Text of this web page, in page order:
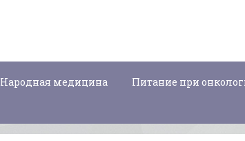
Народная медицина Питание при